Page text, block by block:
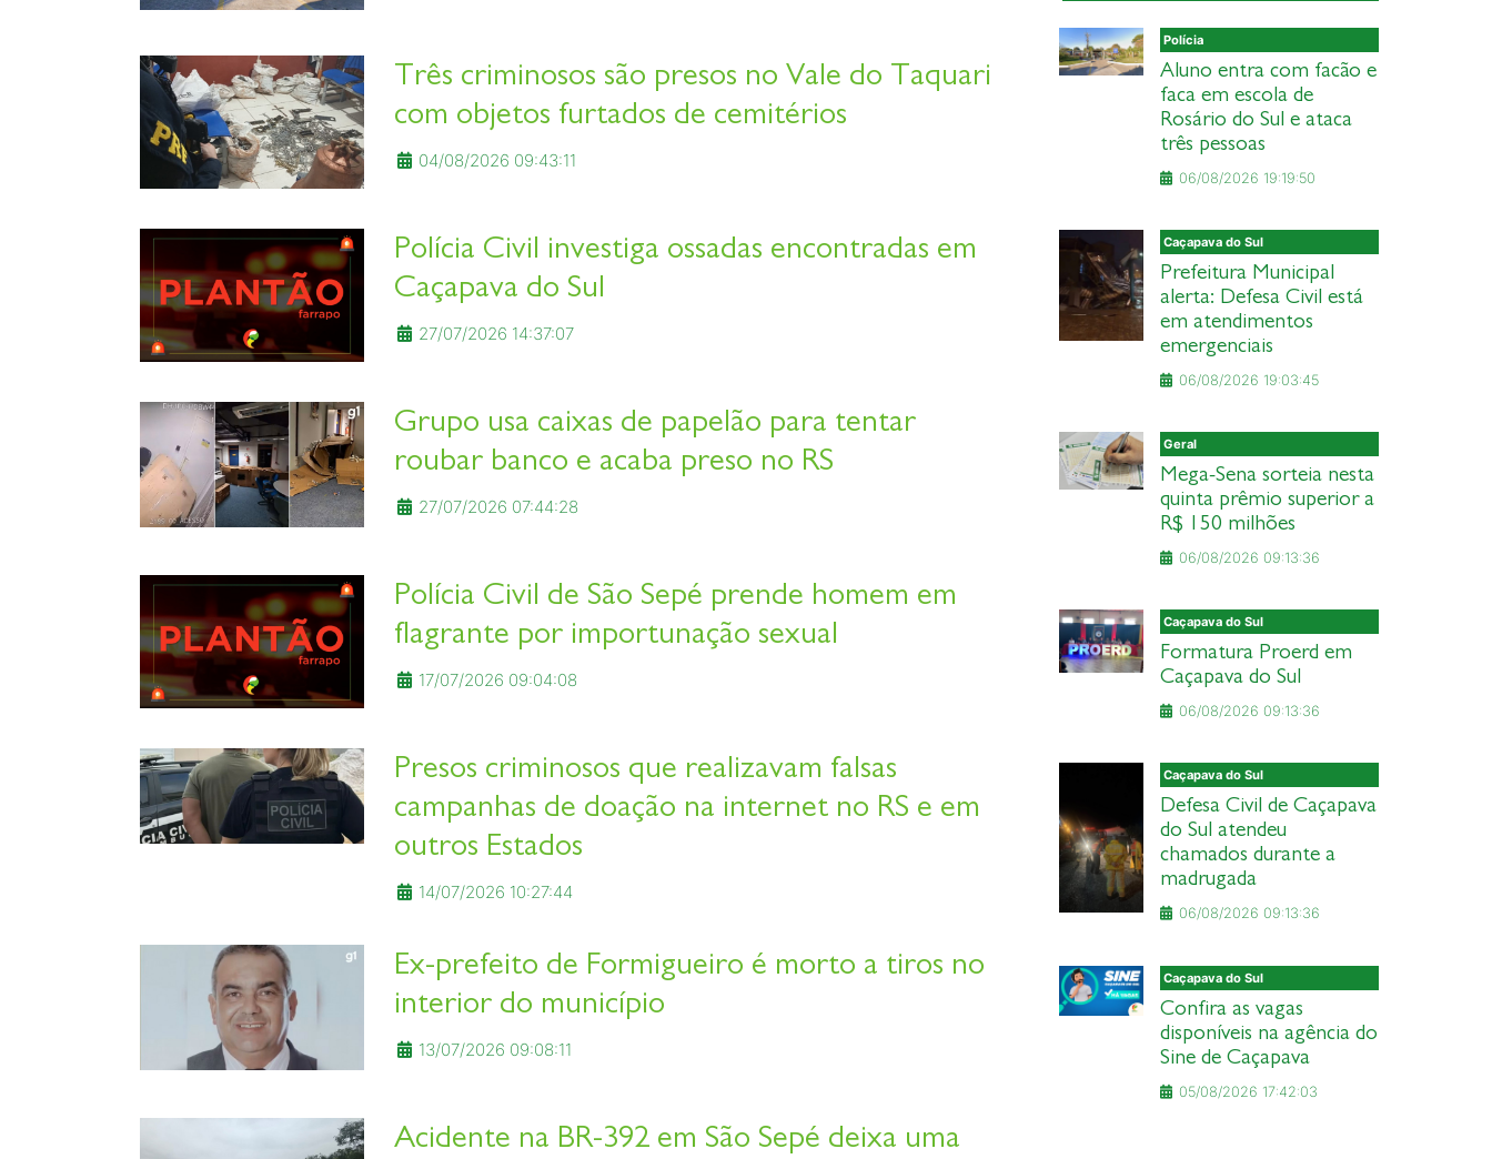
Três criminosos são presos no Vale do Taquari
com objetos furtados de cemitérios
04/08/2026 09:43:11
Polícia Civil investiga ossadas encontradas em
Caçapava do Sul
27/07/2026 14:37:07
Grupo usa caixas de papelão para tentar
roubar banco e acaba preso no RS
27/07/2026 07:44:28
Polícia Civil de São Sepé prende homem em
flagrante por importunação sexual
17/07/2026 09:04:08
Presos criminosos que realizavam falsas
campanhas de doação na internet no RS e em
outros Estados
14/07/2026 10:27:44
Ex-prefeito de Formigueiro é morto a tiros no
interior do município
13/07/2026 09:08:11
Acidente na BR-392 em São Sepé deixa uma
Polícia
Aluno entra com facão e
faca em escola de
Rosário do Sul e ataca
três pessoas
06/08/2026 19:19:50
Caçapava do Sul
Prefeitura Municipal
alerta: Defesa Civil está
em atendimentos
emergenciais
06/08/2026 19:03:45
Geral
Mega-Sena sorteia nesta
quinta prêmio superior a
R$ 150 milhões
06/08/2026 09:13:36
Caçapava do Sul
Formatura Proerd em
Caçapava do Sul
06/08/2026 09:13:36
Caçapava do Sul
Defesa Civil de Caçapava
do Sul atendeu
chamados durante a
madrugada
06/08/2026 09:13:36
Caçapava do Sul
Confira as vagas
disponíveis na agência do
Sine de Caçapava
05/08/2026 17:42:03